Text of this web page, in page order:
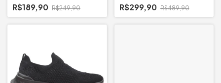
R$189,90 R$249,90 R$299,90 R$489,90